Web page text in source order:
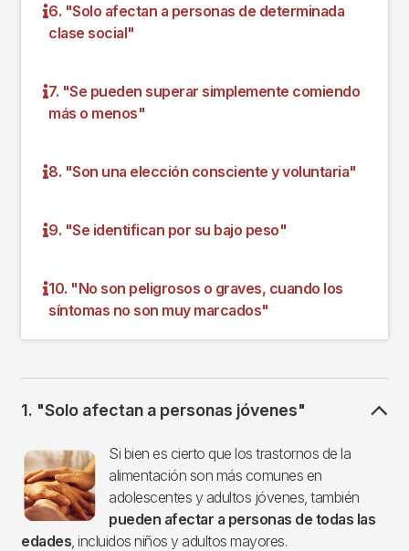
6. "Solo afectan a personas de determinada
clase social"
7. "Se pueden superar simplemente comiendo
más o menos"
8. "Son una elección consciente y voluntaria"
9. "Se identifican por su bajo peso"
10. "No son peligrosos o graves, cuando los
síntomas no son muy marcados"
1. "Solo afectan a personas jóvenes"
Imagen
Si bien es cierto que los trastornos de la
alimentación son más comunes en
adolescentes y adultos jóvenes, también
pueden afectar a personas de todas las
edades , incluidos niños y adultos mayores.